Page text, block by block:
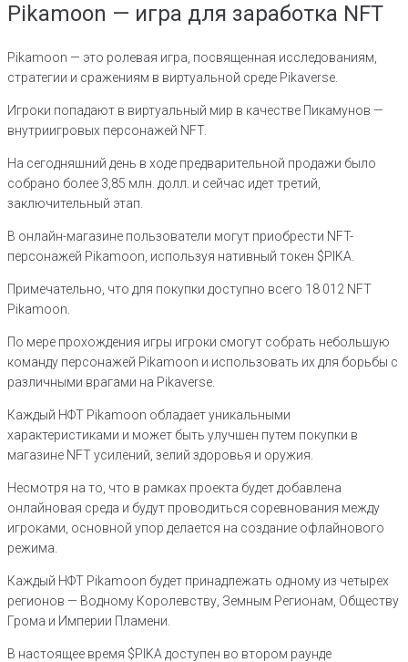
Pikamoon — игра для заработка NFT
Pikamoon — это ролевая игра, посвященная исследованиям,
стратегии и сражениям в виртуальной среде Pikaverse.
Игроки попадают в виртуальный мир в качестве Пикамунов —
внутриигровых персонажей NFT.
На сегодняшний день в ходе предварительной продажи было
собрано более 3,85 млн. долл. и сейчас идет третий,
заключительный этап.
В онлайн-магазине пользователи могут приобрести NFT-
персонажей Pikamoon, используя нативный токен $PIKA.
Примечательно, что для покупки доступно всего 18 012 NFT
Pikamoon.
По мере прохождения игры игроки смогут собрать небольшую
команду персонажей Pikamoon и использовать их для борьбы с
различными врагами на Pikaverse.
Каждый НФТ Pikamoon обладает уникальными
характеристиками и может быть улучшен путем покупки в
магазине NFT усилений, зелий здоровья и оружия.
Несмотря на то, что в рамках проекта будет добавлена
онлайновая среда и будут проводиться соревнования между
игроками, основной упор делается на создание офлайнового
режима.
Каждый НФТ Pikamoon будет принадлежать одному из четырех
регионов — Водному Королевству, Земным Регионам, Обществу
Грома и Империи Пламени.
В настоящее время $PIKA доступен во втором раунде